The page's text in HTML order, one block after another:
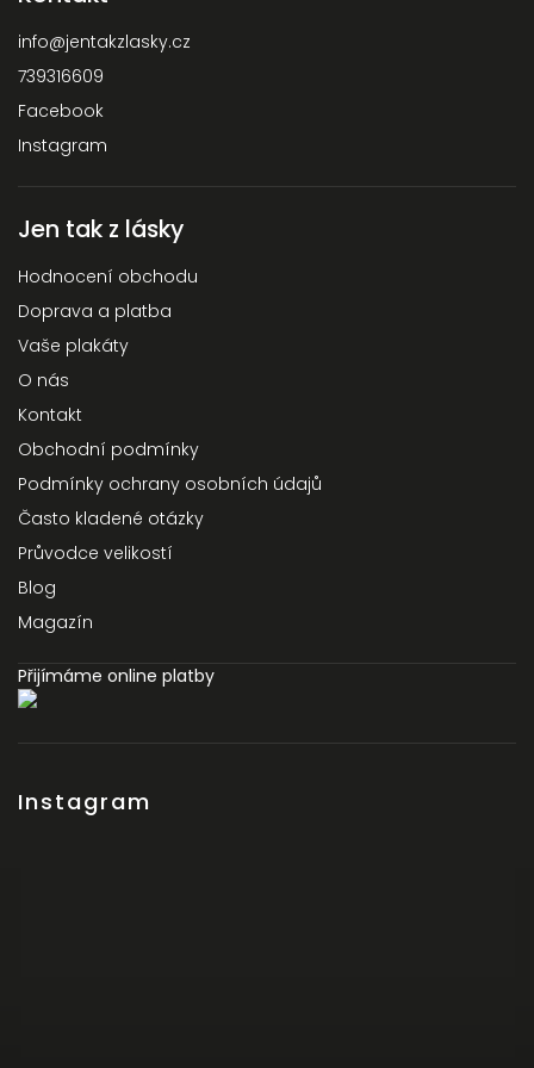
info@jentakzlasky.cz
739316609
Facebook
Instagram
Jen tak z lásky
Hodnocení obchodu
Doprava a platba
Vaše plakáty
O nás
Kontakt
Obchodní podmínky
Podmínky ochrany osobních údajů
Často kladené otázky
Průvodce velikostí
Blog
Magazín
Přijímáme online platby
Instagram